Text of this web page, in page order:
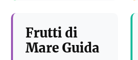
Frutti di
Mare Guida